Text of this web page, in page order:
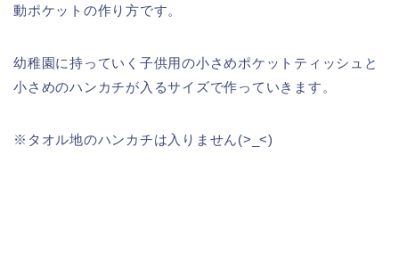
動ポケットの作り方です。
幼稚園に持っていく子供用の小さめポケットティッシュと
小さめのハンカチが入るサイズで作っていきます。
※タオル地のハンカチは入りません(>_<)